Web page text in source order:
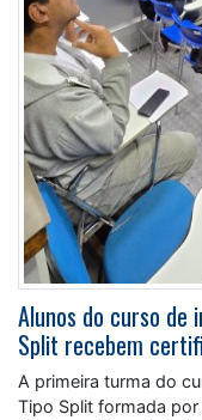
Alunos do curso de
Split recebem
A primeira turma do
Tipo Split formada